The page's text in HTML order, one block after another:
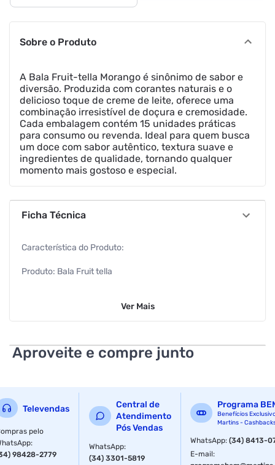
Sobre o Produto
A Bala Fruit-tella Morango é sinônimo de sabor e
diversão. Produzida com corantes naturais e o
delicioso toque de creme de leite, oferece uma
combinação irresistível de doçura e cremosidade.
Cada embalagem contém 15 unidades práticas
para consumo ou revenda. Ideal para quem busca
um doce com sabor autêntico, textura suave e
ingredientes de qualidade, tornando qualquer
momento mais gostoso e especial.
Ficha Técnica
Característica do Produto:
Produto: Bala Fruit tella
EAN: 7895144228518
Não é diet, light ou integral
Ingredientes com suco de frutas concentrado
Ver Mais
Aproveite e compre junto
Televendas
pelo
:
98428-2779
Central de
Atendimento
Pós Vendas
WhatsApp:
(34) 3301-5819
Programa
Benefícios
Martins -
WhatsApp:(34) 8413-
E-mail: